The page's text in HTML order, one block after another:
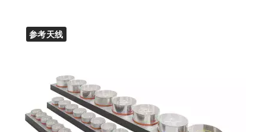
参考天线